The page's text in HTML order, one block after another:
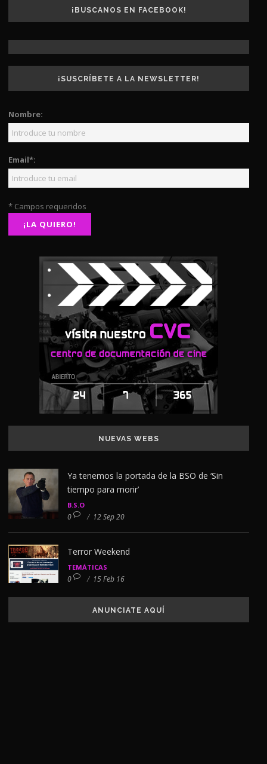
¡BUSCANOS EN FACEBOOK!
¡SUSCRÍBETE A LA NEWSLETTER!
Nombre:
Email*:
* Campos requeridos
NUEVAS WEBS
Ya tenemos la portada de la BSO de ‘Sin
tiempo para morir’
B.S.O
0 / 12 Sep 20
Terror Weekend
TEMÁTICAS
0 / 15 Feb 16
ANUNCIATE AQUÍ